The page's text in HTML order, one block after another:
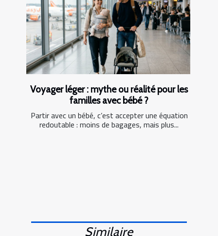
Voyager léger : mythe ou réalité pour les
familles avec bébé ?
Partir avec un bébé, c’est accepter une équation
redoutable : moins de bagages, mais plus...
Similaire